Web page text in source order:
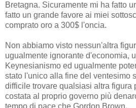
Bretagna. Sicuramente mi ha fatto
fatto un grande favore ai miei
comprato oro a 300$ l'oncia.
Non abbiamo visto nessun'altra
ugualmente ignorante d'economia,
Keynesianismo ed ugualmente
stato l'unico alla fine del ventesimo
difficile trovare qualsiasi altra figura
costata al proprio governo più